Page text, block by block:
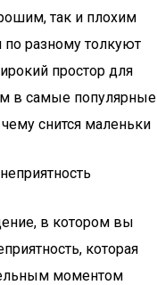
так и плохим
по разному толкуют
простор для
в самые популярные
снится маленьки
в котором вы
которая
моментом